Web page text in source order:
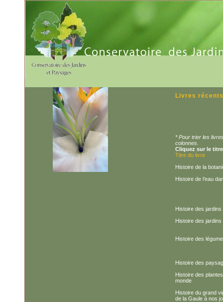
Livres récents
* Pour trier les
colonnes.
Cliquez sur le
Titre du livre
Histoire de la
Histoire de l’eau
Histoire des jardins
Histoire des jardins
Histoire des
Histoire des
Histoire des
monde
Histoire du grand
de la Gaule à nos